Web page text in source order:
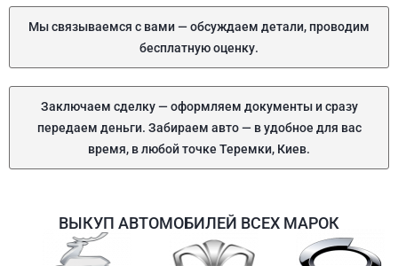
Мы связываемся с вами — обсуждаем детали, проводим
бесплатную оценку.
Заключаем сделку — оформляем документы и сразу
передаем деньги. Забираем авто — в удобное для вас
время, в любой точке Теремки, Киев.
ВЫКУП АВТОМОБИЛЕЙ ВСЕХ МАРОК